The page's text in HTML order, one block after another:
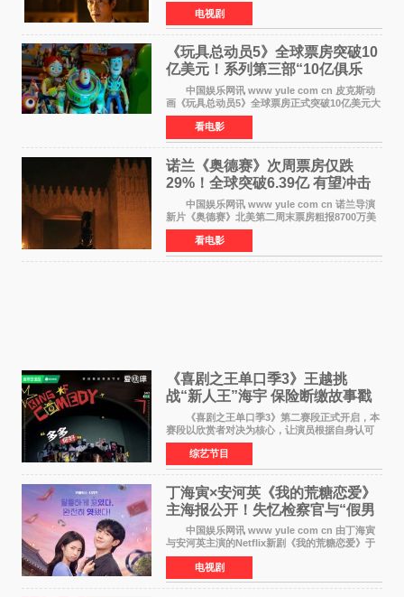
树2》首集22%以来，TBS周日剧场最高开播收视
纪录。 考虑到
电视剧
《玩具总动员5》全球票房突破10
亿美元！系列第三部“10亿俱乐
部”达成
中国娱乐网讯 www yule com cn 皮克斯动
画《玩具总动员5》全球票房正式突破10亿美元大
关。截至上周末，该片全球累计票房已达10 22亿
美元，其中北美市场贡献4 48亿美元，中国内地
票房达2 82
看电影
诺兰《奥德赛》次周票房仅跌
29%！全球突破6.39亿 有望冲击
13亿成诺兰最卖座电影
中国娱乐网讯 www yule com cn 诺兰导演
新片《奥德赛》北美第二周末票房粗报8700万美
元（周五至周日：2600万&rarr;3460万
&rarr;2640万），较首周1 24亿美元仅下跌29
6%，走势极为强劲，远超
看电影
《喜剧之王单口季3》王越挑
战“新人王”海宇 保险断缴故事戳
中生活痛点
《喜剧之王单口季3》第二赛段正式开启，本
赛段以欣赏者对决为核心，让演员根据自身认可
选择对手，在作品碰撞中完成一次喜剧创作者之
间的交流。这里有实力相当的正面对抗，也有老
朋友、老对手之
综艺节目
丁海寅×安河英《我的荒糖恋爱》
主海报公开！失忆检察官与“假男
友”同居罗曼史来
中国娱乐网讯 www yule com cn 由丁海寅
与安河英主演的Netflix新剧《我的荒糖恋爱》于
近日公开主海报，正式进入开播倒计时。 海
报中，两人并肩站在充满怀旧气息的九津麦芽村
街道上，丁
电视剧